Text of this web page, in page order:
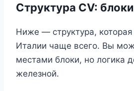
Структура CV:
Ниже — структура, которая
Италии чаще всего. Вы
местами блоки, но логика
железной.